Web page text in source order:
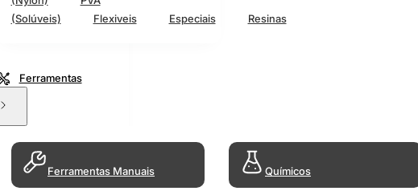
(Solúveis)
Flexiveis Especiais Resinas
Ferramentas
Ferramentas Manuais Químicos